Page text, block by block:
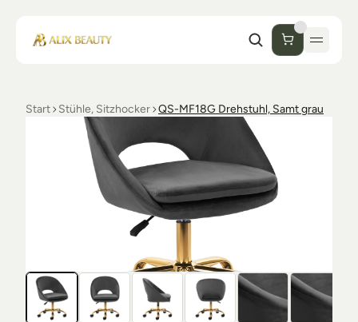
Start
Unternehmen
Einrichtung Studio
Desinfektion
Alix Beauty
Ästhetik
Contact
FAQs
Support
Start Stühle, Sitzhocker QS-MF18G Drehstuhl, Samt grau